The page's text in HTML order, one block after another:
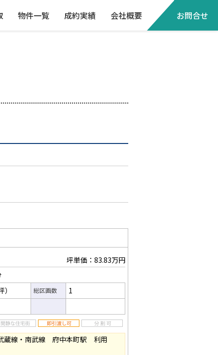
物件一覧 成約実績 会社概要 お問合せ
坪単価：83.83万円
） 総区画数 1
蔵線・南武線 府中本町駅 利用